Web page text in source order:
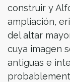
construir y
ampliación,
del altar
cuya imagen
antiguas e